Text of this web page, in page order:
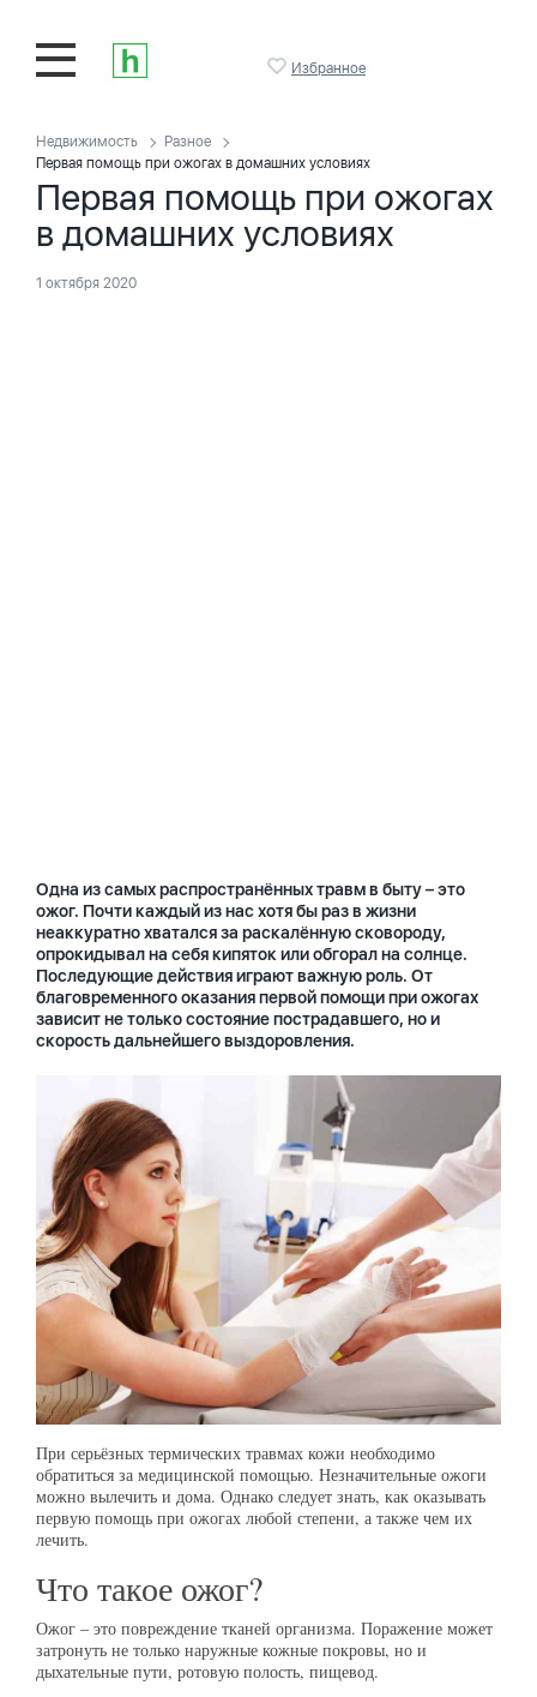
Избранное
Недвижимость
Разное
Первая помощь при ожогах в домашних условиях
Первая помощь при ожогах
в домашних условиях
1 октября 2020
Одна из самых распространённых травм в быту – это
ожог. Почти каждый из нас хотя бы раз в жизни
неаккуратно хватался за раскалённую сковороду,
опрокидывал на себя кипяток или обгорал на солнце.
Последующие действия играют важную роль. От
благовременного оказания первой помощи при ожогах
зависит не только состояние пострадавшего, но и
скорость дальнейшего выздоровления.
При серьёзных термических травмах кожи необходимо
обратиться за медицинской помощью. Незначительные ожоги
можно вылечить и дома. Однако следует знать, как оказывать
первую помощь при ожогах любой степени, а также чем их
лечить.
Что такое ожог?
Ожог – это повреждение тканей организма. Поражение может
затронуть не только наружные кожные покровы, но и
дыхательные пути, ротовую полость, пищевод.